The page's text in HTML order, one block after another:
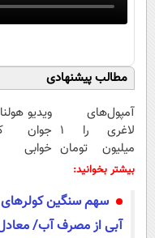
مطالب پیشنهادی
آمپول‌های
لاغری را ۱
میلیون تومان
ارزان‌تر از
ویدیو
جوان
بیشتر بخوانید:
سهم سنگین کولرهای